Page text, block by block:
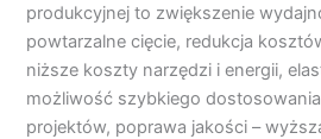
produkcyjnej to zwiększenie
powtarzalne cięcie, redukcja
niższe koszty narzędzi i energii,
możliwość szybkiego
projektów, poprawa jakości –